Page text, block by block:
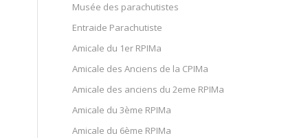
Musée des parachutistes
Entraide Parachutiste
Amicale du 1er RPIMa
Amicale des Anciens de la CPIMa
Amicale des anciens du 2eme RPIMa
Amicale du 3ème RPIMa
Amicale du 6ème RPIMa